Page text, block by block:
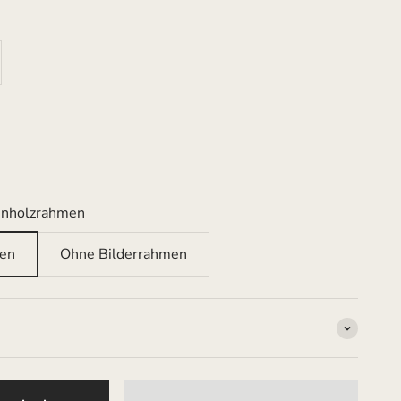
Ohne Bilderrahmen